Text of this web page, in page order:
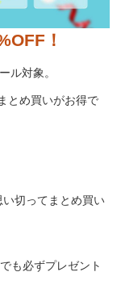
！
ル対象。
とめ買いがお得で
切ってまとめ買い
も必ずプレゼント